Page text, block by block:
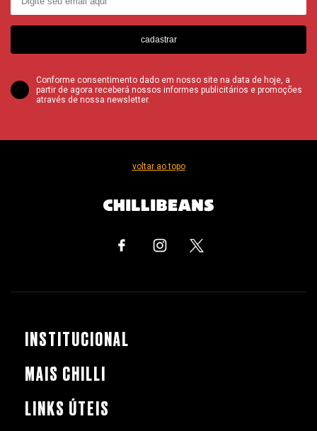
cadastrar
Conforme consentimento dado em nosso site na data de hoje, a
partir de agora receberá nossos informes publicitários e promoções
através de nossa newsletter.
voltar ao topo
INSTITUCIONAL
MAIS CHILLI
LINKS ÚTEIS